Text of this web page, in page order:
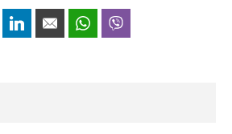
Twitter LinkedIn Email WhatsApp